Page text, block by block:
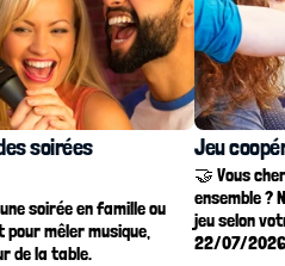
soirées
soirée en famille ou
mêler musique,
de la table.
Jeu
🤝 Vous
ensemble ?
jeu selon
22/07/2026